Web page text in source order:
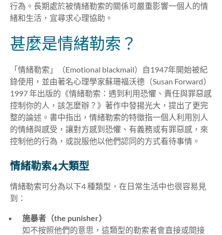
行為。長期處於被情緒勒索的關係可嚴重影響一個人的情
緒和生活，宜尋求心理協助。
甚麼是情緒勒索？
「情緒勒索」（Emotional blackmail）自1947年開始被紀
錄使用，並由著名心理學家蘇珊福沃德（Susan Forward）
1997 年出版的《情緒勒索：遇到利用恐懼、責任與罪惡感
控制你的人，該怎麼辦？》著作中發揚光大，提出了更完
整的論述。書中指出，情緒勒索的特徵指一個人利用別人
的情緒與感受，讓對方感到恐懼、有義務或有罪惡感， 來
控制他的行為，或說服他以他們認同的方式看待事情。
情緒勒索4大類型
情緒勒索可分為以下4 種類型，在日常生活中也很容易見
到：
施暴者（the punisher）
如不按照他們的意思，這類型的勒索者會直接或間接